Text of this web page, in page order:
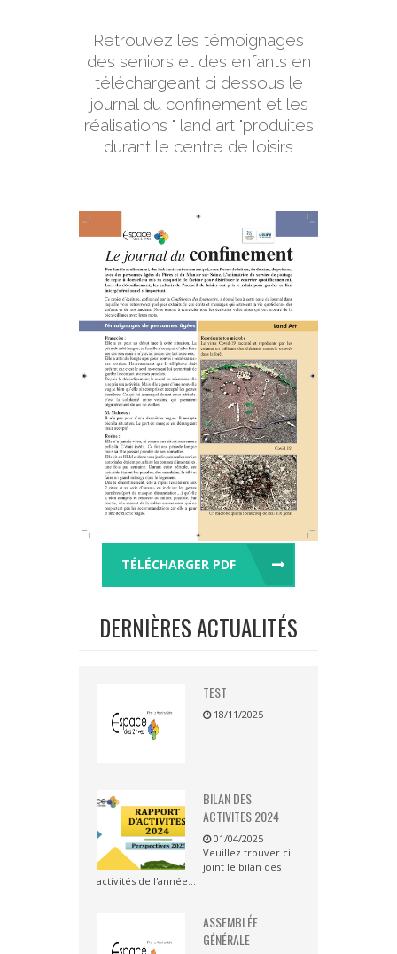
Retrouvez les témoignages
des seniors et des enfants en
téléchargeant ci dessous le
journal du confinement et les
réalisations " land art "produites
durant le centre de loisirs
TÉLÉCHARGER PDF
DERNIÈRES ACTUALITÉS
TEST
18/11/2025
BILAN DES
ACTIVITES 2024
01/04/2025
Veuillez trouver ci
joint le bilan des
activités de l'année...
ASSEMBLÉE
GÉNÉRALE